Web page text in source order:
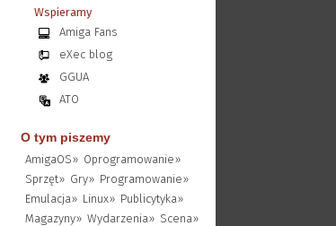
Wspieramy
Amiga Fans
eXec blog
GGUA
ATO
O tym piszemy
AmigaOS» Oprogramowanie»
Sprzęt» Gry» Programowanie»
Emulacja» Linux» Publicytyka»
Magazyny» Wydarzenia» Scena»